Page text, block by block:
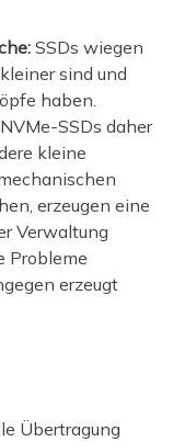
SSDs wiegen
sind und
haben.
SSDs daher
kleine
erzeugen eine
Verwaltung
Probleme
erzeugt
Übertragung